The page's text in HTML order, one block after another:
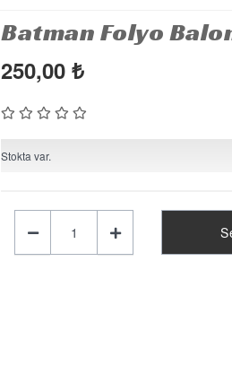
Batman Folyo
250,00 ₺
Stokta var.